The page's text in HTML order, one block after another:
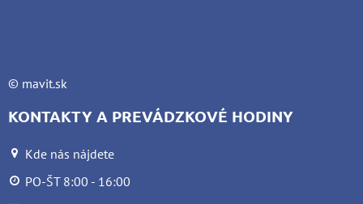
© mavit.sk
KONTAKTY A PREVÁDZKOVÉ HODINY
Kde nás nájdete
PO-ŠT 8:00 - 16:00